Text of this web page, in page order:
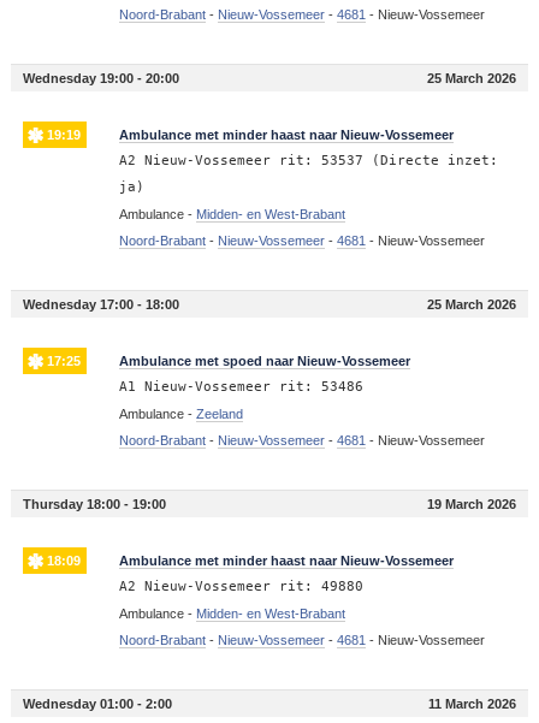
Noord-Brabant- Nieuw-Vossemeer- 4681- Nieuw-Vossemeer
Wednesday 19:00 - 20:00 25 March 2026
19:19 Ambulance met minder haast naar Nieuw-Vossemeer
A2 Nieuw-Vossemeer rit: 53537 (Directe inzet:
ja)
Ambulance - Midden- en West-Brabant
Noord-Brabant- Nieuw-Vossemeer- 4681- Nieuw-Vossemeer
Wednesday 17:00 - 18:00 25 March 2026
17:25 Ambulance met spoed naar Nieuw-Vossemeer
A1 Nieuw-Vossemeer rit: 53486
Ambulance - Zeeland
Noord-Brabant- Nieuw-Vossemeer- 4681- Nieuw-Vossemeer
Thursday 18:00 - 19:00 19 March 2026
18:09 Ambulance met minder haast naar Nieuw-Vossemeer
A2 Nieuw-Vossemeer rit: 49880
Ambulance - Midden- en West-Brabant
Noord-Brabant- Nieuw-Vossemeer- 4681- Nieuw-Vossemeer
Wednesday 01:00 - 2:00 11 March 2026